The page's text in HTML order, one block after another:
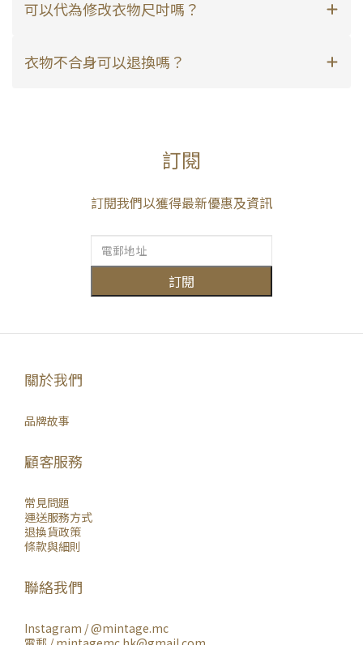
可以代為修改衣物尺吋嗎？
衣物不合身可以退換嗎？
訂閱
訂閱我們以獲得最新優惠及資訊
訂閱
關於我們
品牌故事
顧客服務
常見問題
運送服務方式
退換貨政策
條款與細則
聯絡我們
Instagram /@mintage.mc